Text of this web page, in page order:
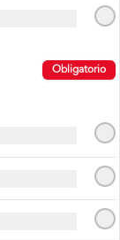
Obligatorio